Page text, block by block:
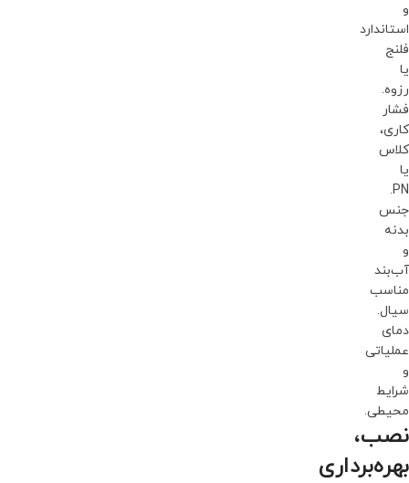
و
استاندارد
فلنج
یا
رزوه.
فشار
کاری،
کلاس
یا
PN.
جنس
بدنه
و
آب‌بند
مناسب
سیال.
دمای
عملیاتی
و
شرایط
محیطی.
نصب،
بهره‌برداری